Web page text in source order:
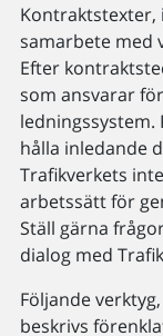
samarbete med
Efter
som ansvarar
hålla inledande
Trafikverkets
arbetssätt för
Ställ gärna
dialog med
Följande
beskrivs